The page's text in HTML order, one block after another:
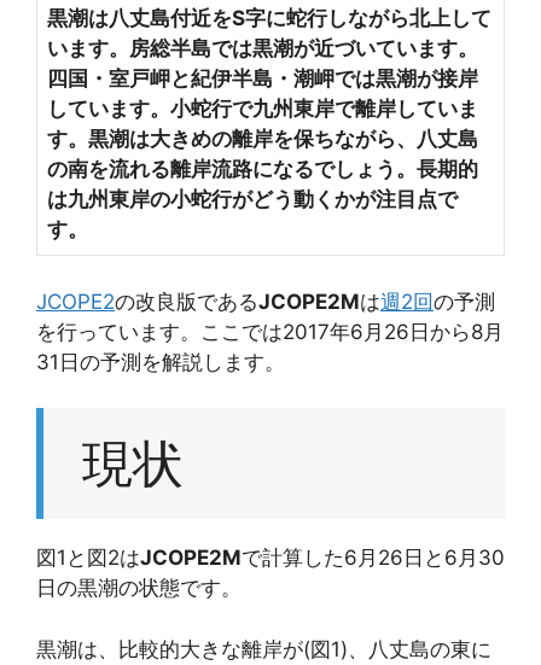
黒潮は八丈島付近をS字に蛇行しながら北上して
います。房総半島では黒潮が近づいています。
四国・室戸岬と紀伊半島・潮岬では黒潮が接岸
しています。小蛇行で九州東岸で離岸していま
す。黒潮は大きめの離岸を保ちながら、八丈島
の南を流れる離岸流路になるでしょう。長期的
は九州東岸の小蛇行がどう動くかが注目点で
す。
JCOPE2の改良版であるJCOPE2Mは週2回の予測
を行っています。ここでは2017年6月26日から8月
31日の予測を解説します。
現状
図1と図2はJCOPE2Mで計算した6月26日と6月30
日の黒潮の状態です。
黒潮は、比較的大きな離岸が(図1)、八丈島の東に